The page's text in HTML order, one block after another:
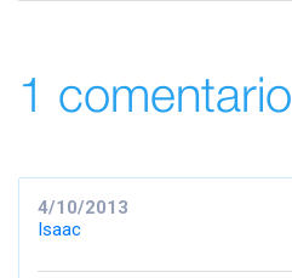
1 comentario
4/10/2013
Isaac